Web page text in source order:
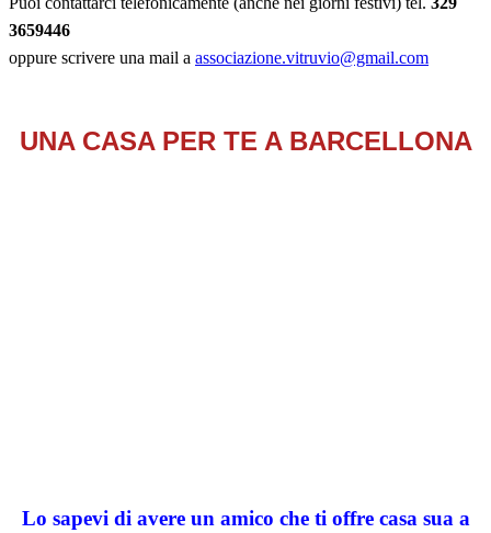
3659446
oppure scrivere una mail a associazione.vitruvio@gmail.com
UNA CASA PER TE A BARCELLONA
Lo sapevi di avere un amico che ti offre casa sua a